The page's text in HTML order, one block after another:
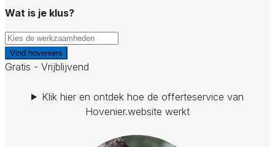
Wat is je klus?
Vind hoveniers
Gratis - Vrijblijvend
Klik hier en ontdek hoe de offerteservice van
Hovenier.website werkt